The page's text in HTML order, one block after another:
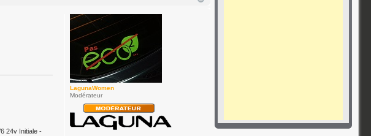
24v Initiale -
LagunaWomen
Modérateur